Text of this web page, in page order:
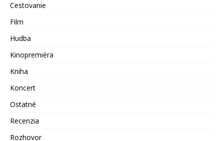
Cestovanie
Film
Hudba
Kinopremiéra
Kniha
Koncert
Ostatné
Recenzia
Rozhovor